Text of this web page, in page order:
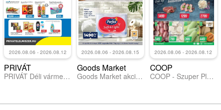
2026.08.06 - 2026.08.12
PRIVÁT
PRIVÁT Déli vármegyék
2026.08.06 - 2026.08.15
Goods Market
Goods Market akciós újság
2026.08.06 - 2026.08.12
COOP
COOP - Szuper Plus / Alföld Pro-Coop Zrt.